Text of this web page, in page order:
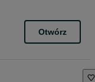
Otwórz